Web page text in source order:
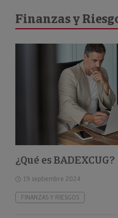
Finanzas y
¿Qué es BADEXCUG?
19 septiembre 2024
FINANZAS Y RIESGOS